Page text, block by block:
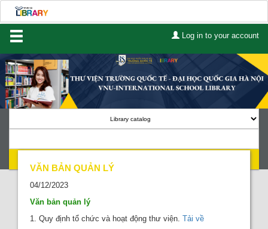
Log in to your account
Home
About Us
Lists
Advanced search
Course reserves
VĂN BẢN QUẢN LÝ
04/12/2023
Văn bản quản lý
1. Quy định tổ chức và hoạt động thư viện. Tải về